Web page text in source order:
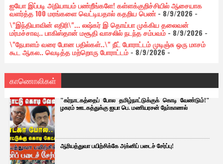
ஐயோ இப்படி அநியாயம் பண்றீங்களே! கள்ளக்குறிச்சியில் ஆசையாக
வளர்த்த 100 மரங்களை வெட்டியதால் கதறிய பெண்- 8/9/2026 -
\"இந்தியாவின் எதிரி\"... லஷ்கர் இ தொய்பா முக்கிய தலைவன்
மர்மச்சாவு.. பாகிஸ்தான் மசூதி வாசலில் நடந்த சம்பவம்- 8/9/2026 -
\"நேபாளம் வரை போன பதில்கள்..\" நீட் போராட்டம் முடிஞ்சு ஒரு மாசம்
கூட ஆகல.. வெடித்த மற்றொரு போராட்டம்- 8/9/2026-
காணொலிகள்
"கர்நாடகத்தைப் போல தமிழ்நாட்டுக்குக் கொடி வேண்டும்!"
ழகரம் ஊடகத்துக்கு ஐயா பெ. மணியரசன் நோ்காணல்
ஆரியத்துவா பயிற்சிக்கே அக்னிப் படைச் சேர்ப்பு!